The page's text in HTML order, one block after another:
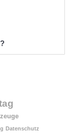
Datenschutz